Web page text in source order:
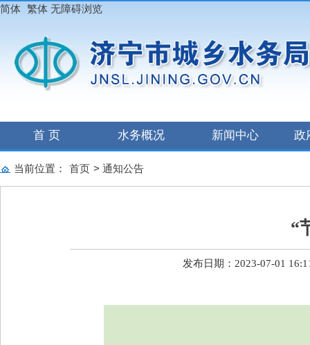
简体 繁体 无障碍浏览
首 页 水务概况 新闻中心 政
当前位置： 首页 > 通知公告
“
发布日期：2023-07-01